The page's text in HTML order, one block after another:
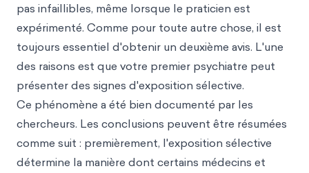
pas infaillibles, même lorsque le praticien est
expérimenté. Comme pour toute autre chose, il est
toujours essentiel d'obtenir un deuxième avis. L'une
des raisons est que votre premier psychiatre peut
présenter des signes d'exposition sélective.
Ce phénomène a été bien documenté par les
chercheurs. Les conclusions peuvent être résumées
comme suit : premièrement, l'exposition sélective
détermine la manière dont certains médecins et